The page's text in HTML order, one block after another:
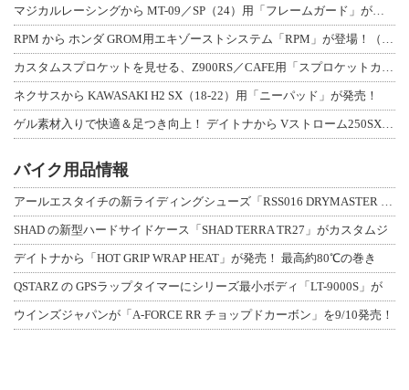
ネクサスから KAWASAKI H2 SX（18-22）用「ニーパッド」が発売！
バイク用品情報
SHAD の新型ハードサイドケース「SHAD TERRA TR27」がカスタムジ
デイトナから「HOT GRIP WRAP HEAT」が発売！ 最高約80℃の巻き
QSTARZ の GPSラップタイマーにシリーズ最小ボディ「LT-9000S」が
ウインズジャパンが「A-FORCE RR チョップドカーボン」を9/10発売！